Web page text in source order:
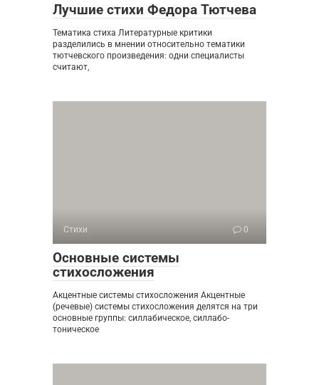
Лучшие стихи Федора Тютчева
Тематика стиха Литературные критики
разделились в мнении относительно тематики
тютчевского произведения: одни специалисты
считают,
Стихи 0
Основные системы
стихосложения
Акцентные системы стихосложения Акцентные
(речевые) системы стихосложения делятся на три
основные группы: силлабическое, силлабо-
тоническое